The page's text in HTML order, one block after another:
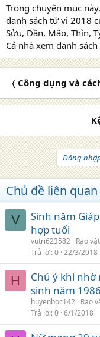
Trong chuyên mục
danh sách tử vi 2018
Sửu, Dần, Mão, Thìn,
Cả nhà xem danh
〈 Công dụng và
Đăng
Chủ đề liên quan
V
Sinh năm
hợp tuổi
vutri623582 Rao vặt
Trả lời 0 22/3/2018
H
Chú ý khi
sinh năm 1986
huyenhoc142 Rao
Trả lời 0 6/1/2018